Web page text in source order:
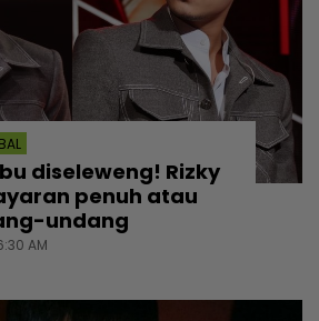
diseleweng! Rizky
penuh atau
undang
AM